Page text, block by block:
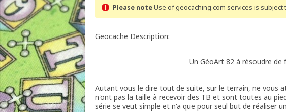
Please noteUse of geocaching.com services is
Geocache Description:
Un GéoArt 82 à résoudre de
Autant vous le dire tout de suite, sur le terrain, ne vous
n'ont pas la taille à recevoir des TB et sont toutes au
série se veut simple et n'a que pour seul but de réaliser